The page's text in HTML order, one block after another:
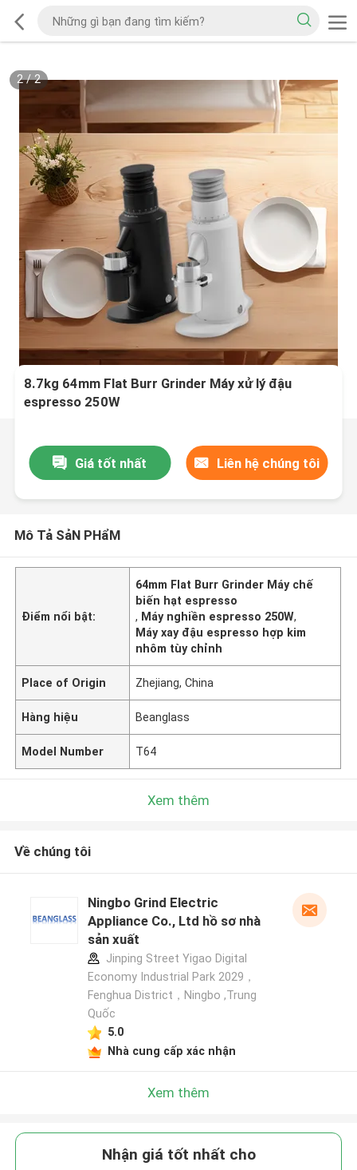
2/2
8.7kg 64mm Flat Burr Grinder Máy xử lý đậu
espresso 250W
Giá tốt nhất Liên hệ chúng tôi
Mô Tả SảN PHẩM
Điểm nổi bật:
64mm Flat Burr Grinder Máy chế
biến hạt espresso
, Máy nghiền espresso 250W,
Máy xay đậu espresso hợp kim
nhôm tùy chỉnh
Place of Origin Zhejiang, China
Hàng hiệu Beanglass
Model Number T64
Xem thêm
Về chúng tôi
Ningbo Grind Electric
Appliance Co., Ltd hồ sơ nhà
sản xuất
Jinping Street Yigao Digital
Economy Industrial Park 2029，
Fenghua District，Ningbo ,Trung
Quốc
5.0
Nhà cung cấp xác nhận
Xem thêm
Nhận giá tốt nhất cho